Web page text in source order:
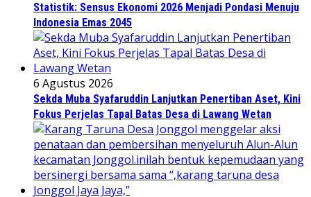
Statistik: Sensus Ekonomi 2026 Menjadi Pondasi Menuju
Indonesia Emas 2045
6 Agustus 2026
Sekda Muba Syafaruddin Lanjutkan Penertiban Aset, Kini
Fokus Perjelas Tapal Batas Desa di Lawang Wetan